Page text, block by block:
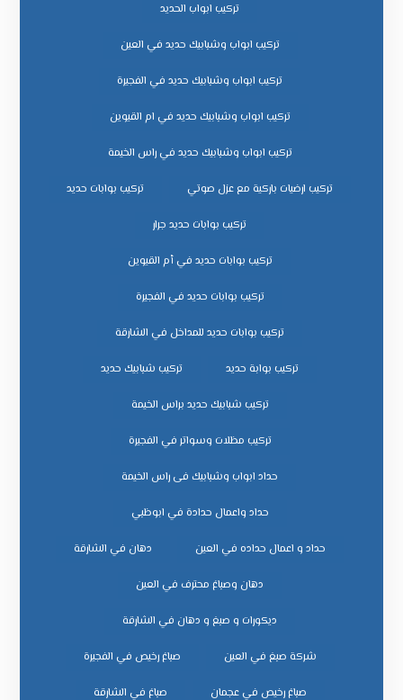
تركيب ابواب الحديد
تركيب ابواب وشبابيك حديد في العين
تركيب ابواب وشبابيك حديد في الفجيرة
تركيب ابواب وشبابيك حديد في ام القيوين
تركيب ابواب وشبابيك حديد في راس الخيمة
تركيب ارضيات باركية مع عزل صوتي تركيب بوابات حديد
تركيب بوابات حديد جرار
تركيب بوابات حديد في أم القيوين
تركيب بوابات حديد في الفجيرة
تركيب بوابات حديد للمداخل في الشارقة
تركيب بوابة حديد تركيب شبابيك حديد
تركيب شبابيك حديد براس الخيمة
تركيب مظلات وسواتر في الفجيرة
حداد ابواب وشبابيك فى راس الخيمة
حداد واعمال حدادة في ابوظبي
حداد و اعمال حداده في العين دهان في الشارقة
دهان وصباغ محترف في العين
ديكورات و صبغ و دهان في الشارقة
شركة صبغ في العين صباغ رخيص في الفجيرة
صباغ رخيص في عجمان صباغ في الشارقة